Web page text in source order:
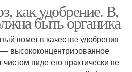
как удобрение. В,
быть органика
помет в качестве удобрения
высококонцентрированное
виде его практически не